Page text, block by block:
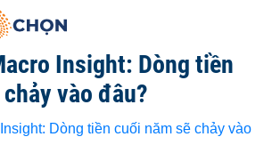
Insight: Dòng tiền
vào đâu?